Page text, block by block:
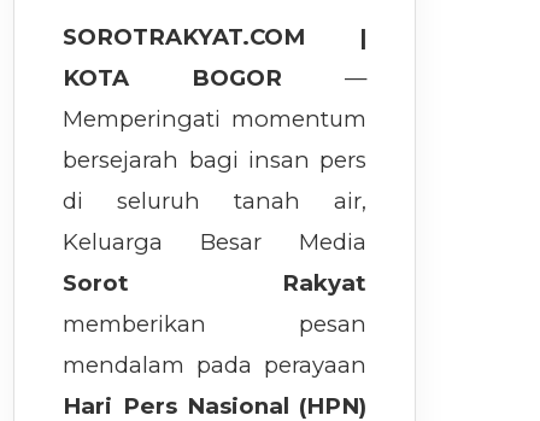
SOROTRAKYAT.COM |
KOTA BOGOR —
Memperingati momentum
bersejarah bagi insan pers
di seluruh tanah air,
Keluarga Besar Media
Sorot Rakyat
memberikan pesan
mendalam pada perayaan
Hari Pers Nasional (HPN)